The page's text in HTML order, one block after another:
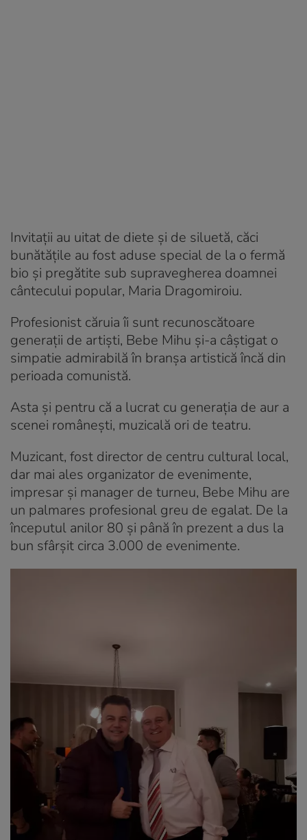
Invitații au uitat de diete și de siluetă, căci
bunătățile au fost aduse special de la o fermă
bio și pregătite sub supravegherea doamnei
cântecului popular, Maria Dragomiroiu.
Profesionist căruia îi sunt recunoscătoare
generații de artiști, Bebe Mihu și-a câștigat o
simpatie admirabilă în branșa artistică încă din
perioada comunistă.
Asta și pentru că a lucrat cu generația de aur a
scenei românești, muzicală ori de teatru.
Muzicant, fost director de centru cultural local,
dar mai ales organizator de evenimente,
impresar și manager de turneu, Bebe Mihu are
un palmares profesional greu de egalat. De la
începutul anilor 80 și până în prezent a dus la
bun sfârșit circa 3.000 de evenimente.